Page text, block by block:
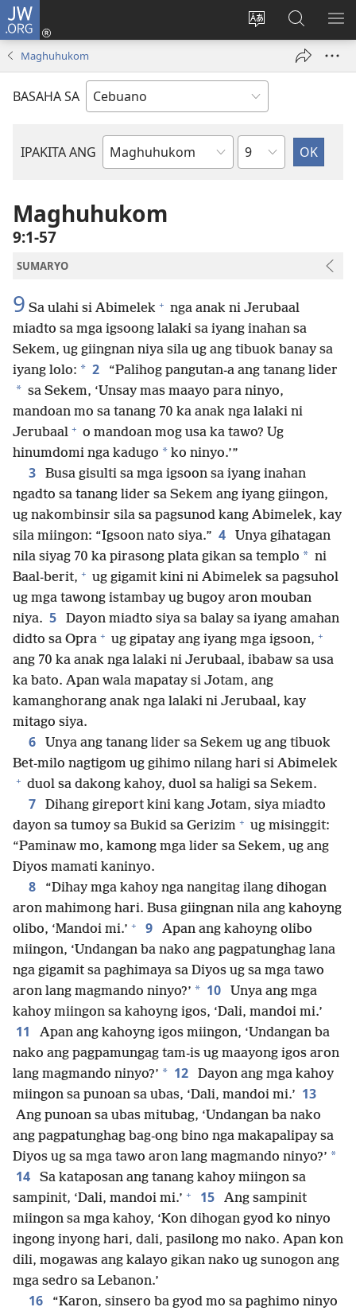
JW.ORG
Ilisi
pinulongan
sa
site
Log
ug
window)
Pangitaa
sa
JW.ORG
Maghuhukom
BASAHA SA
IPAKITA ANG
Basahon
Bibliya
Kapitulo
Maghuhukom
9:1-57
SUMARYO
9 Sa ulahi si Abimelek + nga anak ni Jerubaal
miadto sa mga igsoong lalaki sa iyang inahan sa
Sekem, ug giingnan niya sila ug ang tibuok banay sa
iyang lolo: * 2 “Palihog pangutan-a ang tanang lider
* sa Sekem, ‘Unsay mas maayo para ninyo,
mandoan mo sa tanang 70 ka anak nga lalaki ni
Jerubaal + o mandoan mog usa ka tawo? Ug
hinumdomi nga kadugo * ko ninyo.’”
3
Busa gisulti sa mga igsoon sa iyang inahan
ngadto sa tanang lider sa Sekem ang iyang giingon,
ug nakombinsir sila sa pagsunod kang Abimelek, kay
sila miingon: “Igsoon nato siya.” 4
Unya gihatagan
nila siyag 70 ka pirasong plata gikan sa templo * ni
Baal-berit, + ug gigamit kini ni Abimelek sa pagsuhol
ug mga tawong istambay ug bugoy aron mouban
niya. 5
Dayon miadto siya sa balay sa iyang amahan
didto sa Opra + ug gipatay ang iyang mga igsoon, +
ang 70 ka anak nga lalaki ni Jerubaal, ibabaw sa usa
ka bato. Apan wala mapatay si Jotam, ang
kamanghorang anak nga lalaki ni Jerubaal, kay
mitago siya.
6
Unya ang tanang lider sa Sekem ug ang tibuok
Bet-milo nagtigom ug gihimo nilang hari si Abimelek
+ duol sa dakong kahoy, duol sa haligi sa Sekem.
7
Dihang gireport kini kang Jotam, siya miadto
dayon sa tumoy sa Bukid sa Gerizim + ug misinggit:
“Paminaw mo, kamong mga lider sa Sekem, ug ang
Diyos mamati kaninyo.
8
“Dihay mga kahoy nga nangitag ilang dihogan
aron mahimong hari. Busa giingnan nila ang kahoyng
olibo, ‘Mandoi mi.’ + 9
Apan ang kahoyng olibo
miingon, ‘Undangan ba nako ang pagpatunghag lana
nga gigamit sa paghimaya sa Diyos ug sa mga tawo
aron lang magmando ninyo?’ * 10
Unya ang mga
kahoy miingon sa kahoyng igos, ‘Dali, mandoi mi.’
11
Apan ang kahoyng igos miingon, ‘Undangan ba
nako ang pagpamungag tam-is ug maayong igos aron
lang magmando ninyo?’ * 12
Dayon ang mga kahoy
miingon sa punoan sa ubas, ‘Dali, mandoi mi.’ 13
Ang punoan sa ubas mitubag, ‘Undangan ba nako
ang pagpatunghag bag-ong bino nga makapalipay sa
Diyos ug sa mga tawo aron lang magmando ninyo?’ *
14
Sa kataposan ang tanang kahoy miingon sa
sampinit, ‘Dali, mandoi mi.’ + 15
Ang sampinit
miingon sa mga kahoy, ‘Kon dihogan gyod ko ninyo
ingong inyong hari, dali, pasilong mo nako. Apan kon
dili, mogawas ang kalayo gikan nako ug sunogon ang
mga sedro sa Lebanon.’
16
“Karon, sinsero ba gyod mo sa paghimo ninyo